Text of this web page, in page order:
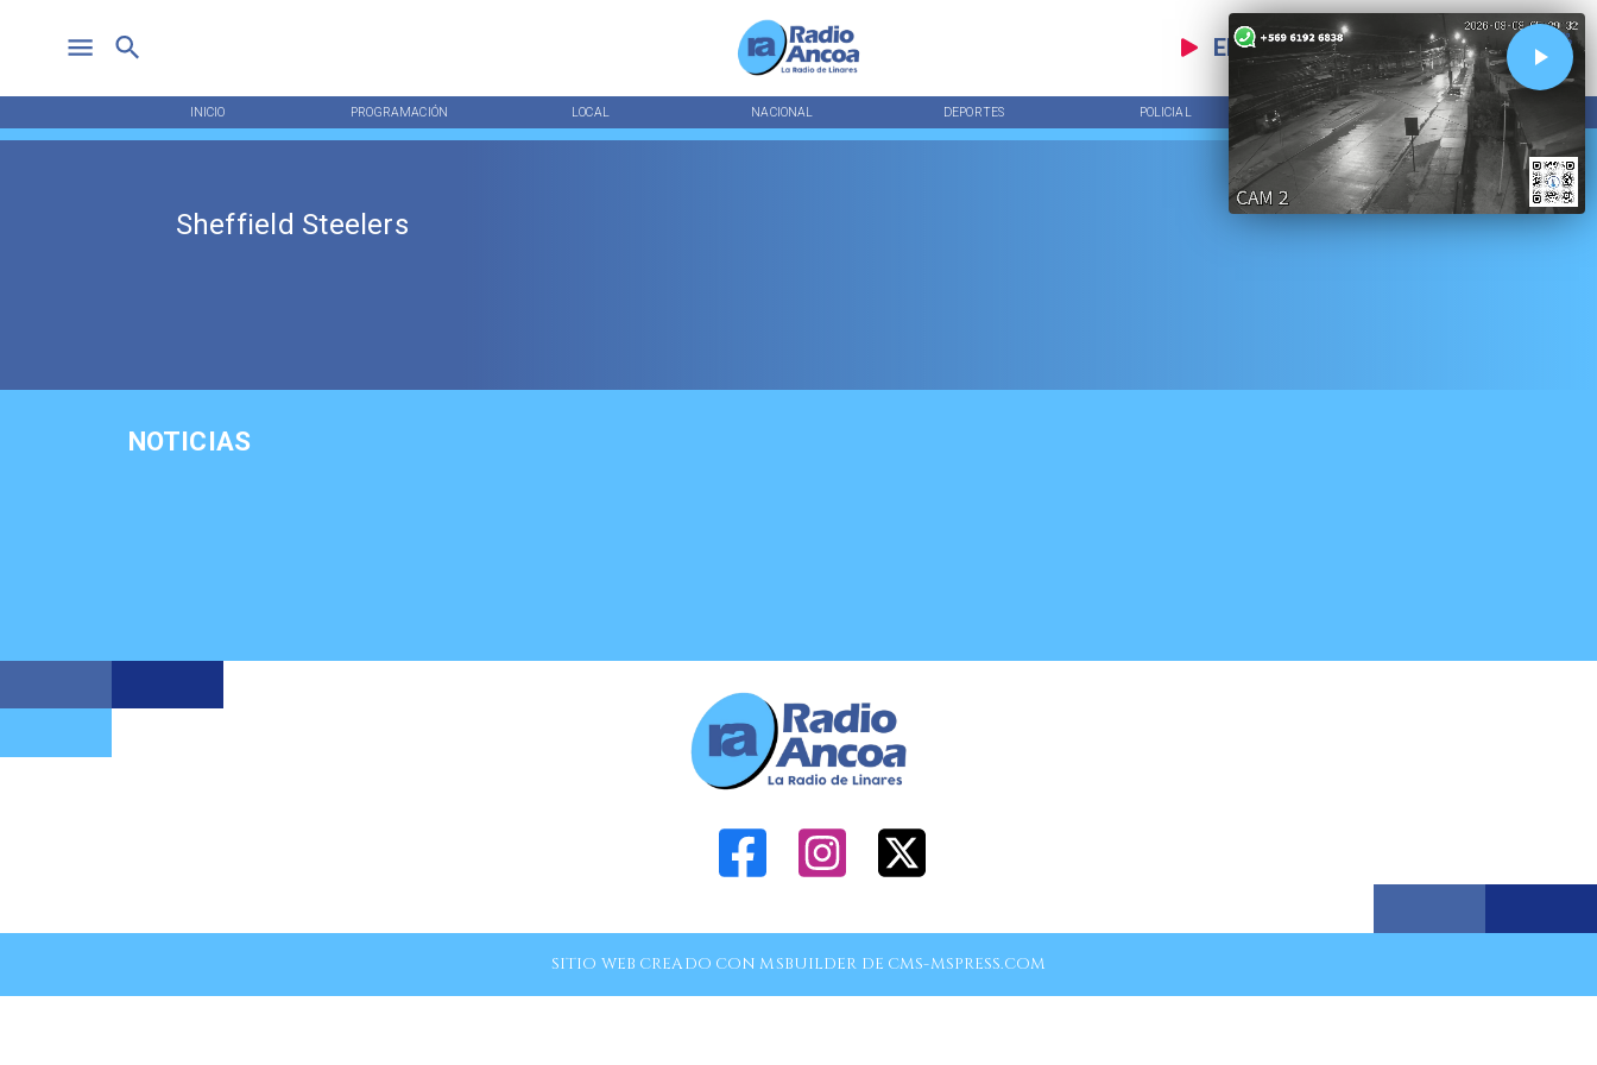
EN VIVO
INICIO PROGRAMACIÓN LOCAL NACIONAL DEPORTES POLICIAL TENDENCIAS
Sheffield Steelers
NOTICIAS
SITIO WEB CREADO CON MSBUILDER DE CMS-MSPRESS.COM